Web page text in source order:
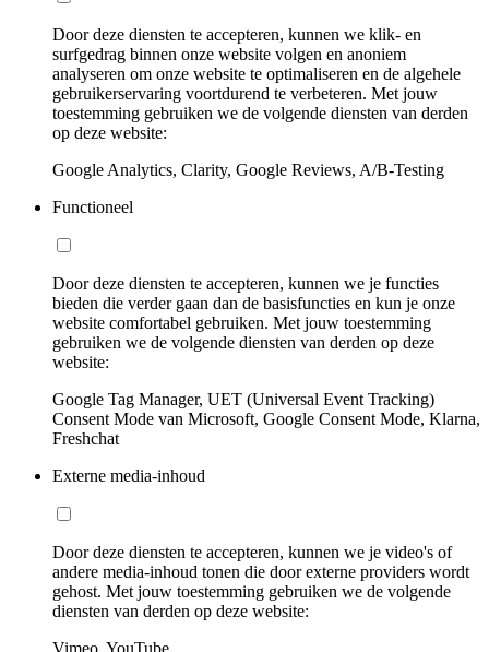
Door deze diensten te accepteren, kunnen we klik- en
surfgedrag binnen onze website volgen en anoniem
analyseren om onze website te optimaliseren en de algehele
gebruikerservaring voortdurend te verbeteren. Met jouw
toestemming gebruiken we de volgende diensten van derden
op deze website:
Google Analytics, Clarity, Google Reviews, A/B-Testing
Functioneel
Door deze diensten te accepteren, kunnen we je functies
bieden die verder gaan dan de basisfuncties en kun je onze
website comfortabel gebruiken. Met jouw toestemming
gebruiken we de volgende diensten van derden op deze
website:
Google Tag Manager, UET (Universal Event Tracking)
Consent Mode van Microsoft, Google Consent Mode, Klarna,
Freshchat
Externe media-inhoud
Door deze diensten te accepteren, kunnen we je video's of
andere media-inhoud tonen die door externe providers wordt
gehost. Met jouw toestemming gebruiken we de volgende
diensten van derden op deze website:
Vimeo, YouTube